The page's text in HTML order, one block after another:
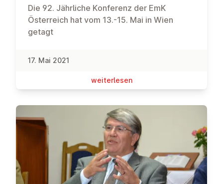
Die 92. Jährliche Konferenz der EmK
Österreich hat vom 13.-15. Mai in Wien
getagt
17. Mai 2021
wei­ter­le­sen